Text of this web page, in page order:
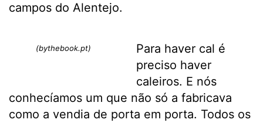
campos do Alentejo.
(bythebook.pt)
Para haver cal é
preciso haver
caleiros. E nós
conhecíamos um que não só a fabricava
como a vendia de porta em porta. Todos os